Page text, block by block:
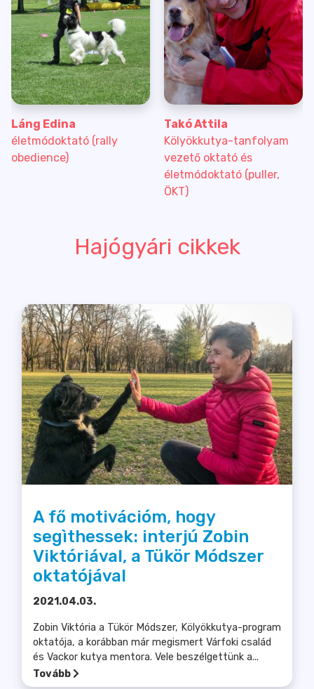
Láng Edina
életmódoktató (rally
obedience)
Takó Attila
Kölyökkutya-tanfolyam
vezető oktató és
életmódoktató (puller,
ÖKT)
Hajógyári cikkek
A fő motivációm, hogy
segìthessek: interjú Zobin
Viktóriával, a Tükör Módszer
oktatójával
2021.04.03.
Zobin Viktória a Tükör Módszer, Kölyökkutya-program
oktatója, a korábban már megismert Várfoki család
és Vackor kutya mentora. Vele beszélgettünk a...
Tovább